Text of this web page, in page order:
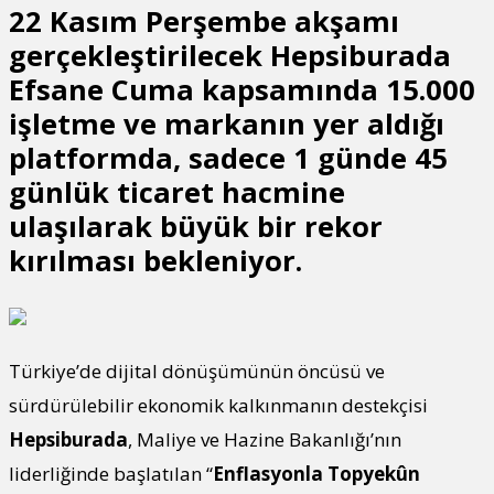
22 Kasım Perşembe akşamı
gerçekleştirilecek Hepsiburada
Efsane Cuma kapsamında 15.000
işletme ve markanın yer aldığı
platformda, sadece 1 günde 45
günlük ticaret hacmine
ulaşılarak büyük bir rekor
kırılması bekleniyor.
Türkiye’de dijital dönüşümünün öncüsü ve
sürdürülebilir ekonomik kalkınmanın destekçisi
Hepsiburada, Maliye ve Hazine Bakanlığı’nın
liderliğinde başlatılan “Enflasyonla Topyekûn